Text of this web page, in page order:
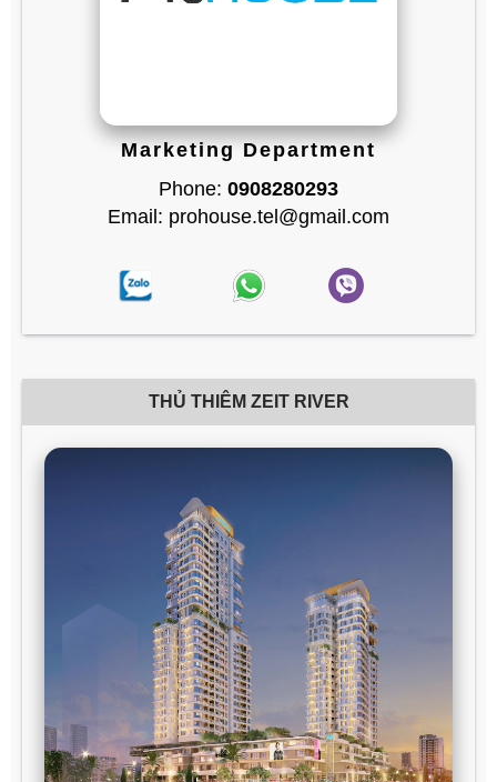
Marketing Department
Phone: 0908280293
Email: prohouse.tel@gmail.com
THỦ THIÊM ZEIT RIVER